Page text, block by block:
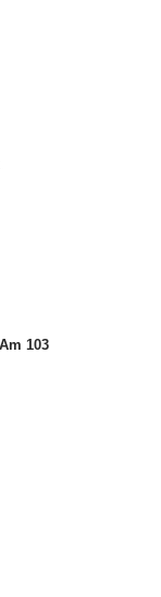
103